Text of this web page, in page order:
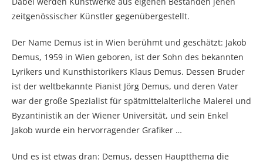
zeitgenössischer Künstler gegenübergestellt.
Der Name Demus ist in Wien berühmt und geschätzt: Jakob
Demus, 1959 in Wien geboren, ist der Sohn des bekannten
Lyrikers und Kunsthistorikers Klaus Demus. Dessen Bruder
ist der weltbekannte Pianist Jörg Demus, und deren Vater
war der große Spezialist für spätmittelalterliche Malerei und
Byzantinistik an der Wiener Universität, und sein Enkel
Jakob wurde ein hervorragender Grafiker …
Und es ist etwas dran: Demus, dessen Hauptthema die